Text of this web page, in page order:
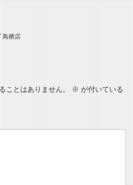
鳥栖店
ことはありません。 ※が付いている